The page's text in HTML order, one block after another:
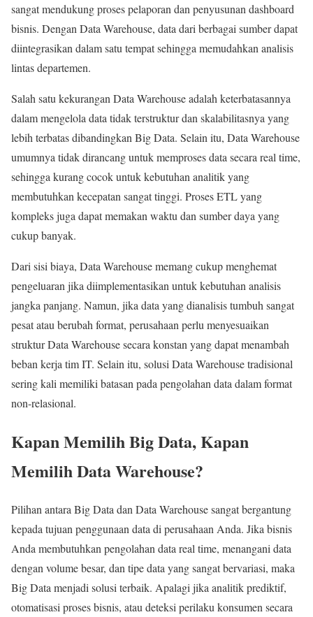
sangat mendukung proses pelaporan dan penyusunan dashboard
bisnis. Dengan Data Warehouse, data dari berbagai sumber dapat
diintegrasikan dalam satu tempat sehingga memudahkan analisis
lintas departemen.
Salah satu kekurangan Data Warehouse adalah keterbatasannya
dalam mengelola data tidak terstruktur dan skalabilitasnya yang
lebih terbatas dibandingkan Big Data. Selain itu, Data Warehouse
umumnya tidak dirancang untuk memproses data secara real time,
sehingga kurang cocok untuk kebutuhan analitik yang
membutuhkan kecepatan sangat tinggi. Proses ETL yang
kompleks juga dapat memakan waktu dan sumber daya yang
cukup banyak.
Dari sisi biaya, Data Warehouse memang cukup menghemat
pengeluaran jika diimplementasikan untuk kebutuhan analisis
jangka panjang. Namun, jika data yang dianalisis tumbuh sangat
pesat atau berubah format, perusahaan perlu menyesuaikan
struktur Data Warehouse secara konstan yang dapat menambah
beban kerja tim IT. Selain itu, solusi Data Warehouse tradisional
sering kali memiliki batasan pada pengolahan data dalam format
non-relasional.
Kapan Memilih Big Data, Kapan
Memilih Data Warehouse?
Pilihan antara Big Data dan Data Warehouse sangat bergantung
kepada tujuan penggunaan data di perusahaan Anda. Jika bisnis
Anda membutuhkan pengolahan data real time, menangani data
dengan volume besar, dan tipe data yang sangat bervariasi, maka
Big Data menjadi solusi terbaik. Apalagi jika analitik prediktif,
otomatisasi proses bisnis, atau deteksi perilaku konsumen secara